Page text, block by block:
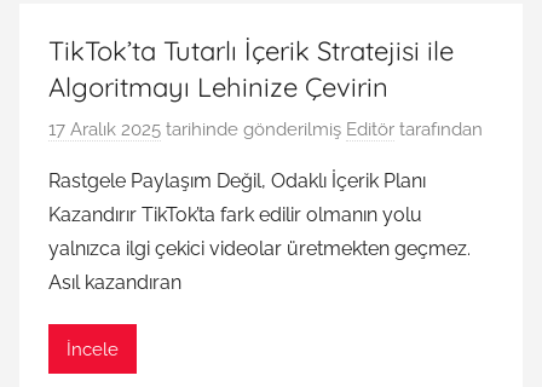
TikTok’ta Tutarlı İçerik Stratejisi ile
Algoritmayı Lehinize Çevirin
17 Aralık 2025 tarihinde gönderilmiş Editör tarafından
Rastgele Paylaşım Değil, Odaklı İçerik Planı
Kazandırır TikTok’ta fark edilir olmanın yolu
yalnızca ilgi çekici videolar üretmekten geçmez.
Asıl kazandıran
İncele